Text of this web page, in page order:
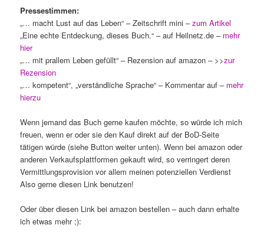
Pressestimmen:
„… macht Lust auf das Leben“ – Zeitschrift mini –zum Artikel
„Eine echte Entdeckung, dieses Buch.“ – auf Heilnetz.de – mehr
hier
„… mit prallem Leben gefüllt“ – Rezension auf amazon – >>zur
Rezension
„… kompetent“, „verständliche Sprache“ – Kommentar auf – mehr
hierzu
Wenn jemand das Buch gerne kaufen möchte, so würde ich mich
freuen, wenn er oder sie den Kauf direkt auf der BoD-Seite
tätigen würde (siehe Button weiter unten). Wenn bei amazon oder
anderen Verkaufsplattformen gekauft wird, so verringert deren
Vermittlungsprovision vor allem meinen potenziellen Verdienst
Also gerne diesen Link benutzen!
Oder über diesen Link bei amazon bestellen – auch dann erhalte
ich etwas mehr ;):